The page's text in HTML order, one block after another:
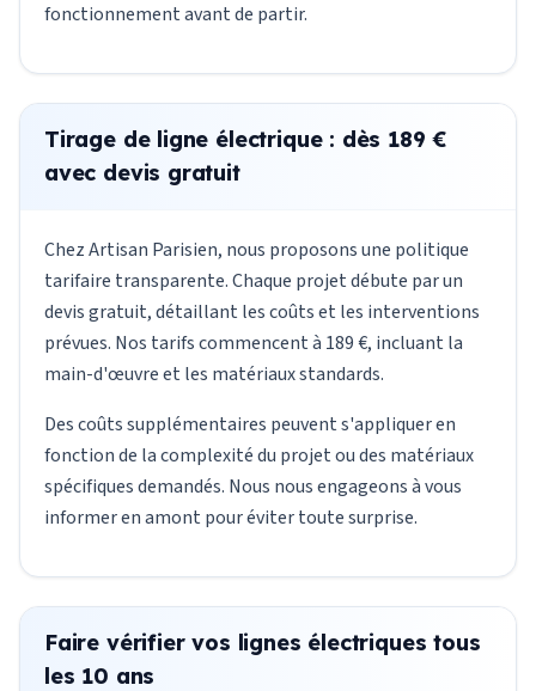
fonctionnement avant de partir.
Tirage de ligne électrique : dès 189 €
avec devis gratuit
Chez Artisan Parisien, nous proposons une politique
tarifaire transparente. Chaque projet débute par un
devis gratuit, détaillant les coûts et les interventions
prévues. Nos tarifs commencent à 189 €, incluant la
main-d'œuvre et les matériaux standards.
Des coûts supplémentaires peuvent s'appliquer en
fonction de la complexité du projet ou des matériaux
spécifiques demandés. Nous nous engageons à vous
informer en amont pour éviter toute surprise.
Faire vérifier vos lignes électriques tous
les 10 ans